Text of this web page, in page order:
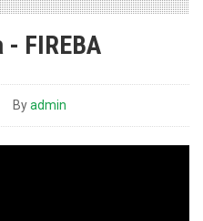
- FIREBA
Byadmin